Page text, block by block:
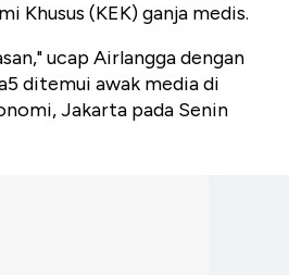
Khusus (KEK) ganja medis.
ucap Airlangga dengan
ditemui awak media di
Jakarta pada Senin